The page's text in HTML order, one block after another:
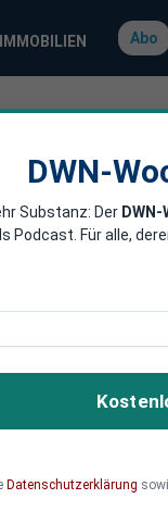
IMMOBILIEN Abo
Dutzend
DWN-
Substanz: Der
Podcast. Für alle,
Datenschutzerklärung